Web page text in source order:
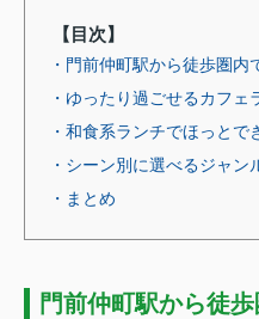
【目次】
・門前仲町駅から徒歩圏
・ゆったり過ごせるカフェ
・和食系ランチでほっとで
・シーン別に選べるジャン
・まとめ
門前仲町駅から徒